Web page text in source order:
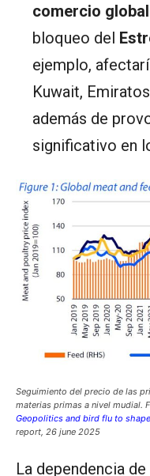
comercio
bloqueo del
ejemplo,
Kuwait,
además de
significativo en
Seguimiento del precio de las
materias primas a nivel mudial.
Geopolitics and bird flu to
report, 26 june 2025
La dependencia